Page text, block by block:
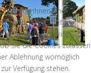
von ihnen sind
andere uns helfen,
(Tracking
Sie die Cookies zulassen
Ablehnung womöglich
Verfügung stehen.